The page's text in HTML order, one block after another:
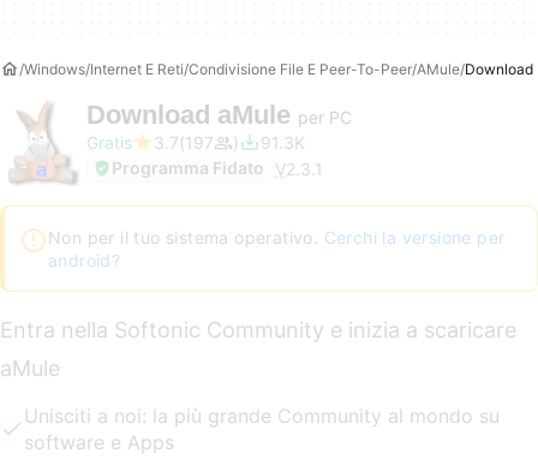
Windows Internet E Reti Condivisione File E Peer-To-Peer AMule Download
Download aMule per PC
Gratis
3.7 197
91.3K
Programma Fidato
V2.3.1
Non per il tuo sistema operativo. Cerchi la versione per
android?
Entra nella Softonic Community e inizia a scaricare
aMule
Unisciti a noi: la più grande Community al mondo su
software e Apps